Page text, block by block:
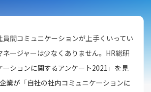
員間コミュニケーションが上手くいってい
ネージャーは少なくありません。HR総研
ーションに関するアンケート2021」を見
業が「自社の社内コミュニケーションに